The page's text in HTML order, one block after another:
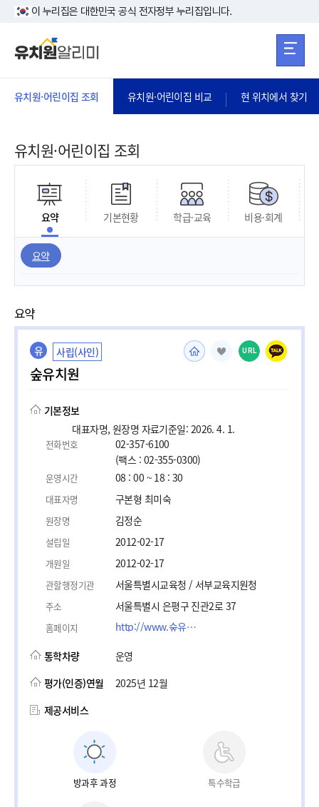
본문 바로가기
이 누리집은 대한민국 공식 전자정부 누리집입니다.
유치원·어린이집 조회 유치원·어린이집 비교 현 위치에서 찾기
유치원·어린이집 조회
요약 기본현황 학급·교육 비용·회계
요약
요약
유 사립(사인)
숲유치원
URL
기본정보
대표자명, 원장명 자료기준일: 2026. 4. 1.
전화번호
02-357-6100
(팩스 : 02-355-0300)
운영시간 08 : 00 ~ 18 : 30
대표자명 구본형 최미숙
원장명 김정순
설립일 2012-02-17
개원일 2012-02-17
관할행정기관 서울특별시교육청 / 서부교육지원청
주소 서울특별시 은평구 진관2로 37
홈페이지 http://www.숲유치원.kr
통학차량
운영
평가(인증)연월
2025년 12월
제공서비스
방과후 과정 특수학급